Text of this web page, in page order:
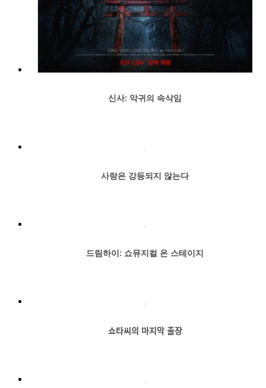
신사: 악귀의 속삭임
사랑은 강등되지 않는다
드림하이: 쇼뮤지컬 온 스테이지
쇼타씨의 마지막 출장